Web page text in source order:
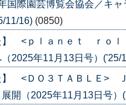
国際園芸博覧会協会／キ
11/16) (0850)
】 <ｐｌａｎｅｔ ｒｏ
2025年11月13日号）('25/
】 <ＤＯ３ＴＡＢＬＥ>
開（2025年11月13日号）